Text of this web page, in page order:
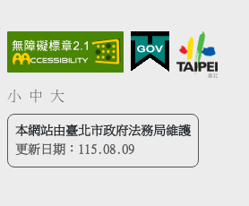
小 中 大
本網站由臺北市政府法務局維護
更新日期： 115.08.09